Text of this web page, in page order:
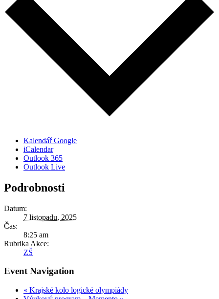
Kalendář Google
iCalendar
Outlook 365
Outlook Live
Podrobnosti
Datum:
7 listopadu, 2025
Čas:
8:25 am
Rubrika Akce:
ZŠ
Event Navigation
« Krajské kolo logické olympiády